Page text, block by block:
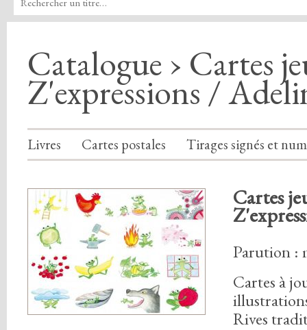
Catalogue › Cartes
Z'expressions /
Livres Cartes postales Tirages signés et
Cartes
Parution :
Cartes à
Rives